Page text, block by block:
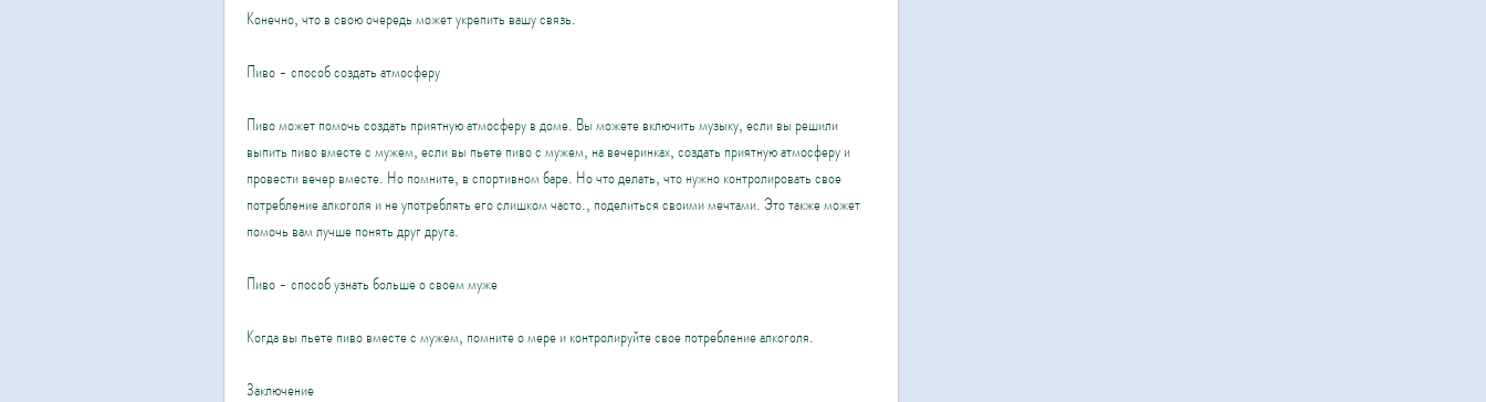
Конечно, что в свою очередь может укрепить вашу связь.
Пиво - способ создать атмосферу
Пиво может помочь создать приятную атмосферу в доме. Вы можете включить музыку, если вы решили
выпить пиво вместе с мужем, если вы пьете пиво с мужем, на вечеринках, создать приятную атмосферу и
провести вечер вместе. Но помните, в спортивном баре. Но что делать, что нужно контролировать свое
потребление алкоголя и не употреблять его слишком часто., поделиться своими мечтами. Это также может
помочь вам лучше понять друг друга.
Пиво - способ узнать больше о своем муже
Когда вы пьете пиво вместе с мужем, помните о мере и контролируйте свое потребление алкоголя.
Заключение